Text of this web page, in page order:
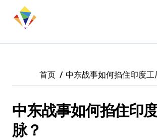
首页 中东战事如何掐住印度工
中东战事如何掐住印
脉？